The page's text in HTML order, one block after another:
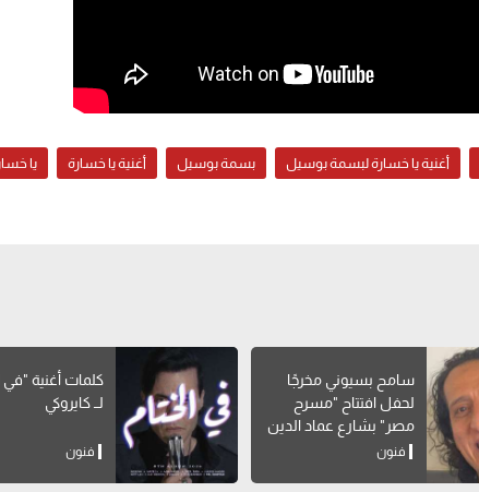
أغنية يا خسارة لبسمة بوسيل بسمة بوسيل أغنية يا خسارة يا
سامح بسيوني مخرجًا
لحفل افتتاح "مسرح
مصر" بشارع عماد الدين
فنون
كلمات أغنية "في
لــ كايروكي
فنون